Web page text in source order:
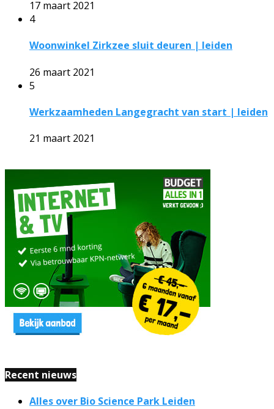
17 maart 2021
4
Woonwinkel Zirkzee sluit deuren | leiden
26 maart 2021
5
Werkzaamheden Langegracht van start | leiden
21 maart 2021
Recent nieuws
Alles over Bio Science Park Leiden